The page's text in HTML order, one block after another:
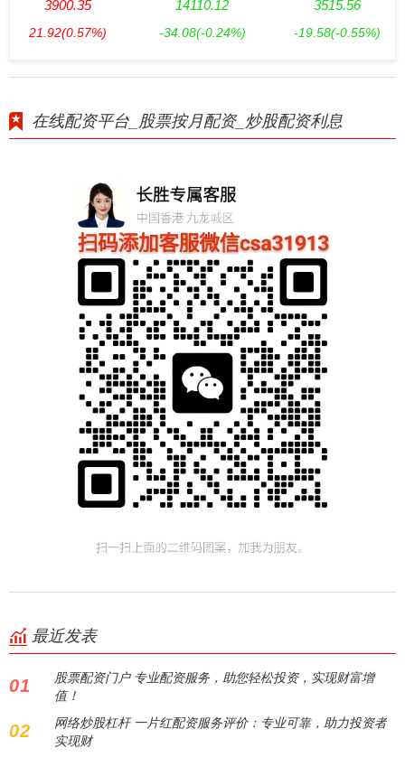
3900.35
21.92(0.57%)
14110.12
-34.08(-0.24%)
3515.56
-19.58(-0.55%)
在线配资平台_股票按月配资_炒股配资利息
最近发表
01
股票配资门户 专业配资服务，助您轻松投资，实现财富增
值！
02
网络炒股杠杆 一片红配资服务评价：专业可靠，助力投资者
实现财